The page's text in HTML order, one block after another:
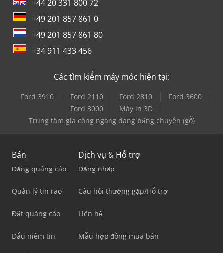
+44 20 331 800 72
+49 201 857 861 0
+49 201 857 861 80
+34 911 433 456
Các tìm kiếm máy móc hiện tại:
Ford 3910 Ford 2110 Ford 2810
Ford 3600
Ford 3000
Máy in 3D
Trung tâm gia công ngang dạng băng chuyền (gỗ)
Bán
Đăng quảng cáo
Quản lý tin rao
Đặt quảng cáo
Dấu niêm tin
Dịch vụ & Hỗ trợ
Đăng nhập
Câu hỏi thường gặp/Hỗ trợ
Liên hệ
Mẫu hợp đồng mua bán